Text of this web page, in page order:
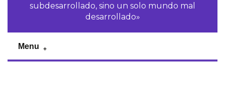
subdesarrollado, sino un solo mundo mal
desarrollado»
Menu